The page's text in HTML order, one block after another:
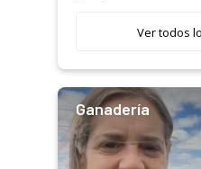
Ver todos
Ganadería